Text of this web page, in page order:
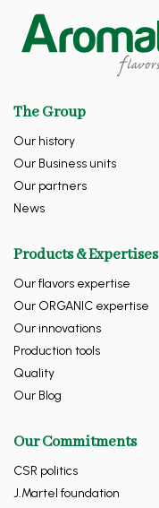
The Group
Our history
Our Business units
Our partners
News
Products & Expertises
Our flavors expertise
Our ORGANIC expertise
Our innovations
Production tools
Quality
Our Blog
Our Commitments
CSR politics
J.Martel foundation